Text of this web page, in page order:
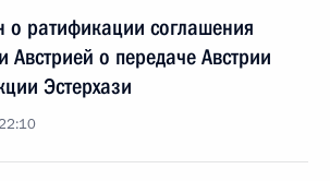
о ратификации соглашения
Австрией о передаче Австрии
Эстерхази